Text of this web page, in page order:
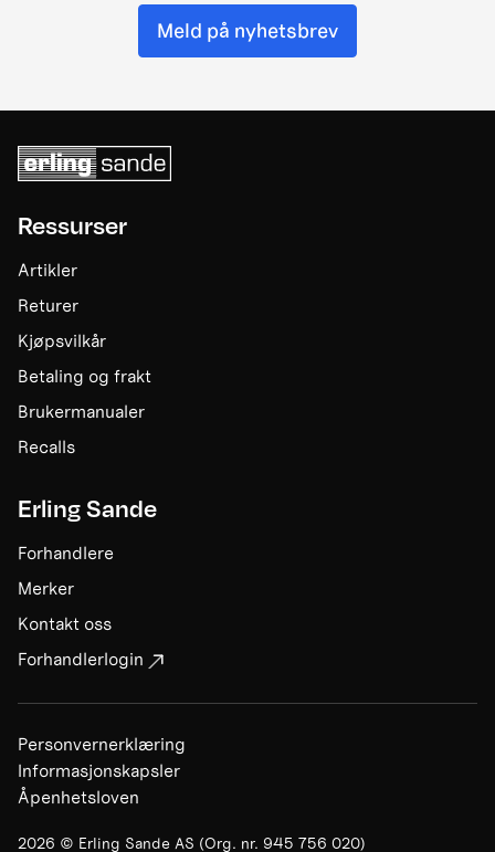
Meld på nyhetsbrev
Ressurser
Artikler
Returer
Kjøpsvilkår
Betaling og frakt
Brukermanualer
Recalls
Erling Sande
Forhandlere
Merker
Kontakt oss
Forhandlerlogin
2026 © Erling Sande AS (Org. nr. 945 756 020)
Personvernerklæring
Informasjonskapsler
Åpenhetsloven